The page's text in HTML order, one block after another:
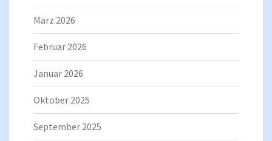
März 2026
Februar 2026
Januar 2026
Oktober 2025
September 2025